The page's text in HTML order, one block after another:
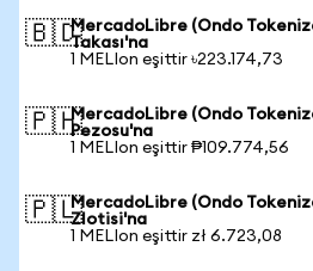
🇧🇩MercadoLibre (Ondo
Takası'na
1 MELIon eşittir ৳223.174,73
🇵🇭MercadoLibre (Ondo
Pezosu'na
1 MELIon eşittir ₱109.774,56
🇵🇱MercadoLibre (Ondo
Zlotisi'na
1 MELIon eşittir zł 6.723,08